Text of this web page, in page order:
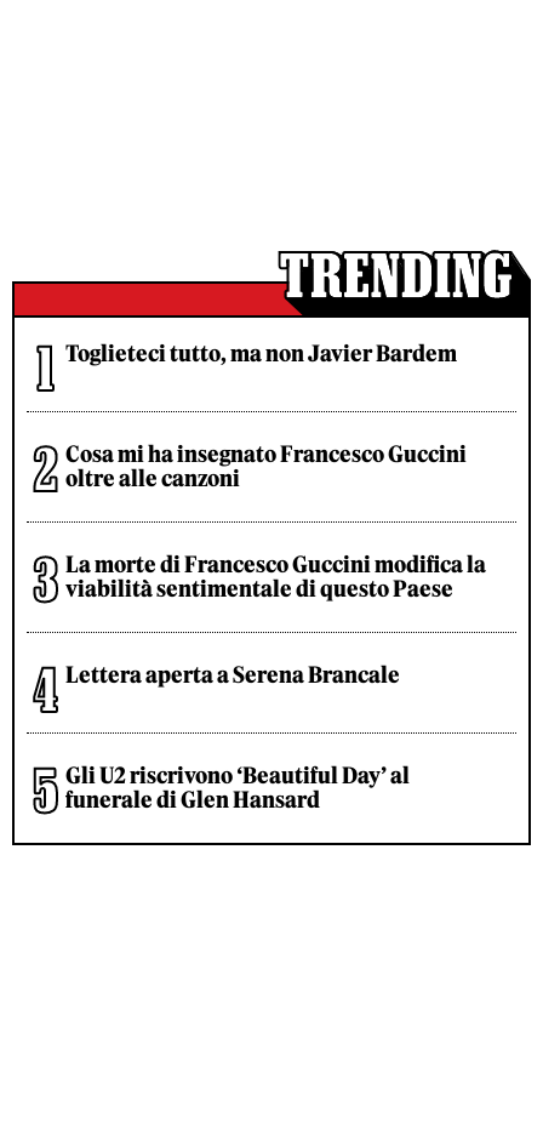
Toglieteci tutto, ma non Javier Bardem
Cosa mi ha insegnato Francesco Guccini
oltre alle canzoni
La morte di Francesco Guccini modifica la
viabilità sentimentale di questo Paese
Lettera aperta a Serena Brancale
Gli U2 riscrivono ‘Beautiful Day’ al
funerale di Glen Hansard